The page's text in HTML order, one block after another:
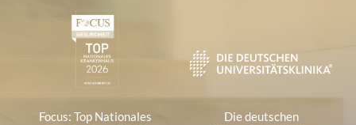
Focus: Top Nationales
Die deutschen